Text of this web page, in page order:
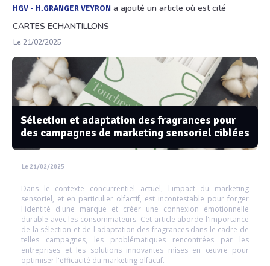
HGV - H.GRANGER VEYRON a ajouté un article où est cité
CARTES ECHANTILLONS
Le 21/02/2025
Sélection et adaptation des fragrances pour
des campagnes de marketing sensoriel ciblées
Le 21/02/2025
Dans le contexte concurrentiel actuel, l'impact du marketing
sensoriel, et en particulier olfactif, est incontestable pour forger
l'identité d'une marque et créer une connexion émotionnelle
durable avec les consommateurs. Cet article aborde l'importance
de la sélection et de l'adaptation des fragrances dans le cadre de
telles campagnes, les problématiques rencontrées par les
entreprises et les solutions innovantes mises en œuvre pour
optimiser l'efficacité du marketing olfactif.